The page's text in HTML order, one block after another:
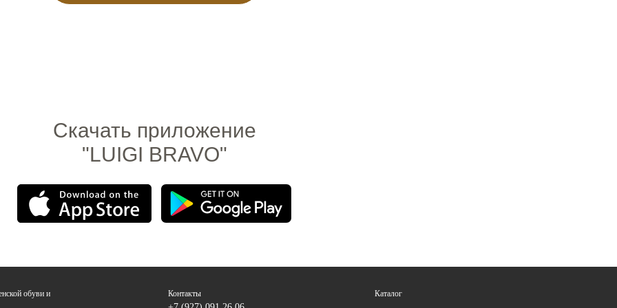
Скачать приложение
"LUIGI BRAVO"
обуви и
Контакты
Каталог